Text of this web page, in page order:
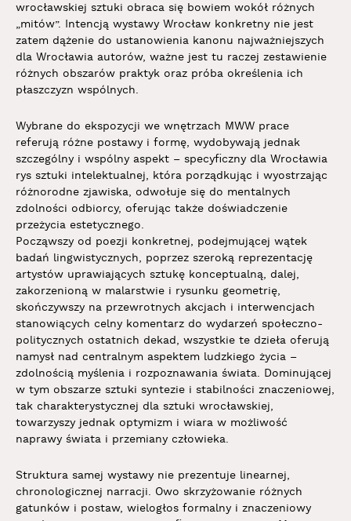
wrocławskiej sztuki obraca się bowiem wokół różnych
„mitów”. Intencją wystawy Wrocław konkretny nie jest
zatem dążenie do ustanowienia kanonu najważniejszych
dla Wrocławia autorów, ważne jest tu raczej zestawienie
różnych obszarów praktyk oraz próba określenia ich
płaszczyzn wspólnych.
Wybrane do ekspozycji we wnętrzach MWW prace
referują różne postawy i formę, wydobywają jednak
szczególny i wspólny aspekt – specyficzny dla Wrocławia
rys sztuki intelektualnej, która porządkując i wyostrzając
różnorodne zjawiska, odwołuje się do mentalnych
zdolności odbiorcy, oferując także doświadczenie
przeżycia estetycznego.
Począwszy od poezji konkretnej, podejmującej wątek
badań lingwistycznych, poprzez szeroką reprezentację
artystów uprawiających sztukę konceptualną, dalej,
zakorzenioną w malarstwie i rysunku geometrię,
skończywszy na przewrotnych akcjach i interwencjach
stanowiących celny komentarz do wydarzeń społeczno-
politycznych ostatnich dekad, wszystkie te dzieła oferują
namysł nad centralnym aspektem ludzkiego życia –
zdolnością myślenia i rozpoznawania świata. Dominującej
w tym obszarze sztuki syntezie i stabilności znaczeniowej,
tak charakterystycznej dla sztuki wrocławskiej,
towarzyszy jednak optymizm i wiara w możliwość
naprawy świata i przemiany człowieka.
Struktura samej wystawy nie prezentuje linearnej,
chronologicznej narracji. Owo skrzyżowanie różnych
gatunków i postaw, wielogłos formalny i znaczeniowy